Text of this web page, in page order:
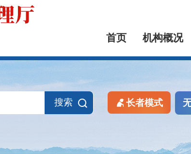
首页 机构概况
搜索 长者模式